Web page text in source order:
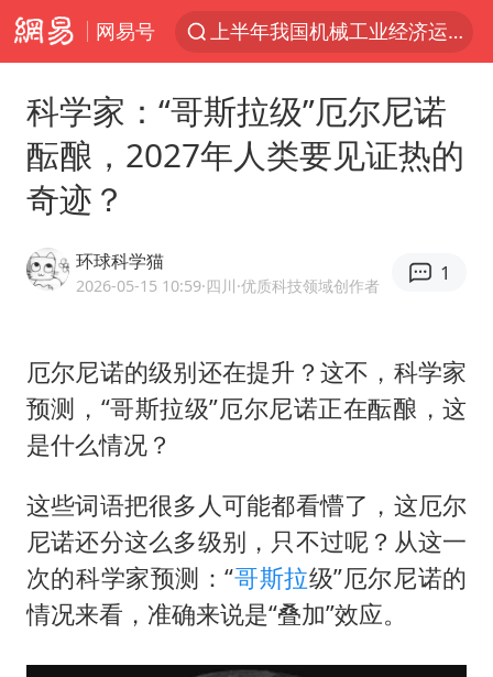
网易号
上半年我国机械工业经济运行稳中有进
河南撤回“领导带薪错峰休假”通知
泰国枪击案凶手先杀祖父母后行凶
宇树科技中一签需缴款7.54万元
台湾海峡南口北上船舶实施交通管制
“新疆阿勒泰八月能滑雪”不实
福建泉州市委书记张毅恭被查
今日立秋你咬秋了吗
科学家：“哥斯拉级”厄尔尼诺
酝酿，2027年人类要见证热的
奇迹？
环球科学猫
2026-05-15 10:59·四川·优质科技领域创作者
1
厄尔尼诺的级别还在提升？这不，科学家
预测，“哥斯拉级”厄尔尼诺正在酝酿，这
是什么情况？
这些词语把很多人可能都看懵了，这厄尔
尼诺还分这么多级别，只不过呢？从这一
次的科学家预测：“哥斯拉级”厄尔尼诺的
情况来看，准确来说是“叠加”效应。